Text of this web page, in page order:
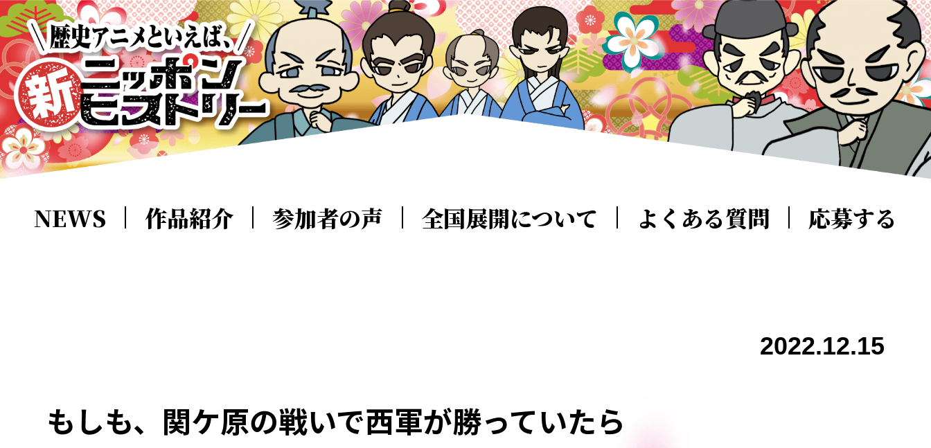
NEWS 作品紹介 参加者の声 全国展開について よくある質問 応募する
2022.12.15
もしも、関ケ原の戦いで西軍が勝っていたら